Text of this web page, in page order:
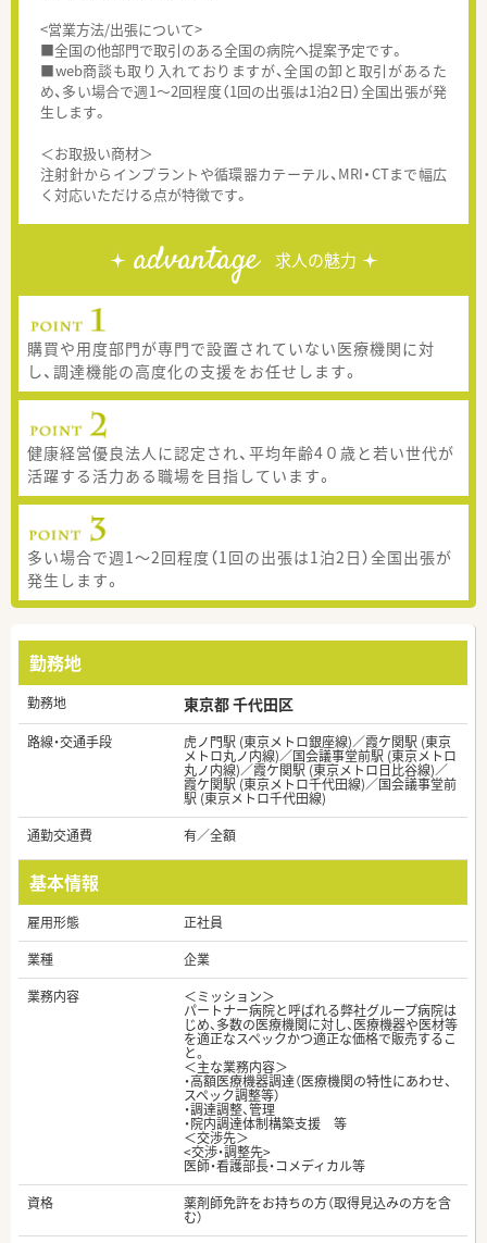
<営業方法/出張について>
■全国の他部門で取引のある全国の病院へ提案予定です。
■web商談も取り入れておりますが、全国の卸と取引があるた
め、多い場合で週1～2回程度（1回の出張は1泊2日）全国出張が発
生します。
＜お取扱い商材＞
注射針からインプラントや循環器カテーテル、MRI・CTまで幅広
く対応いただける点が特徴です。
advantage 求人の魅力
購買や用度部門が専門で設置されていない医療機関に対
し、調達機能の高度化の支援をお任せします。
健康経営優良法人に認定され、平均年齢4０歳と若い世代が
活躍する活力ある職場を目指しています。
多い場合で週1～2回程度（1回の出張は1泊2日）全国出張が
発生します。
勤務地
勤務地 東京都 千代田区
路線・交通手段 虎ノ門駅 (東京メトロ銀座線)／霞ケ関駅 (東京
メトロ丸ノ内線)／国会議事堂前駅 (東京メトロ
丸ノ内線)／霞ケ関駅 (東京メトロ日比谷線)／
霞ケ関駅 (東京メトロ千代田線)／国会議事堂前
駅 (東京メトロ千代田線)
通勤交通費
有／全額
基本情報
雇用形態
正社員
業種
企業
業務内容
＜ミッション＞
パートナー病院と呼ばれる弊社グループ病院は
じめ、多数の医療機関に対し、医療機器や医材等
を適正なスペックかつ適正な価格で販売するこ
と。
＜主な業務内容＞
・高額医療機器調達（医療機関の特性にあわせ、
スペック調整等）
・調達調整、管理
・院内調達体制構築支援 等
＜交渉先＞
<交渉・調整先>
医師・看護部長・コメディカル等
資格
薬剤師免許をお持ちの方（取得見込みの方を含
む）